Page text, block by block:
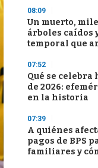
08:09
Un muerto,
árboles caídos
temporal que
07:52
Qué se celebra
de 2026:
en la historia
07:39
A quiénes
pagos de BPS
familiares y